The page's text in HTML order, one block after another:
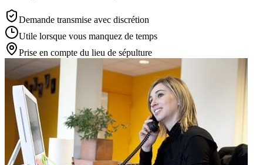
Demande transmise avec discrétion
Utile lorsque vous manquez de temps
Prise en compte du lieu de sépulture